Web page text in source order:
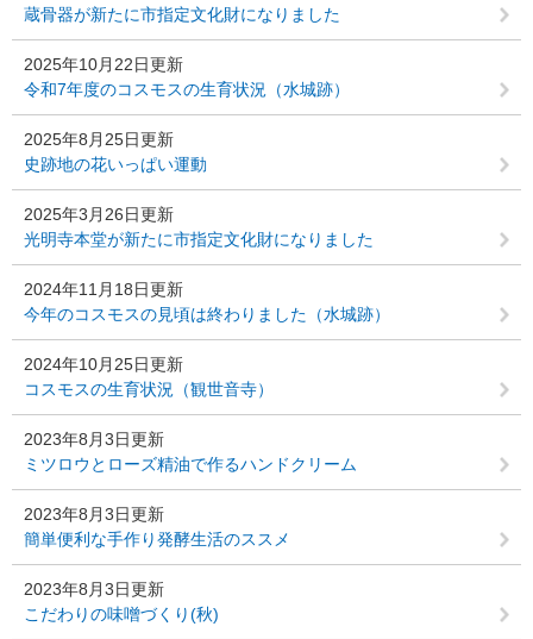
蔵骨器が新たに市指定文化財になりました
2025年10月22日更新
令和7年度のコスモスの生育状況（水城跡）
2025年8月25日更新
史跡地の花いっぱい運動
2025年3月26日更新
光明寺本堂が新たに市指定文化財になりました
2024年11月18日更新
今年のコスモスの見頃は終わりました（水城跡）
2024年10月25日更新
コスモスの生育状況（観世音寺）
2023年8月3日更新
ミツロウとローズ精油で作るハンドクリーム
2023年8月3日更新
簡単便利な手作り発酵生活のススメ
2023年8月3日更新
こだわりの味噌づくり(秋)